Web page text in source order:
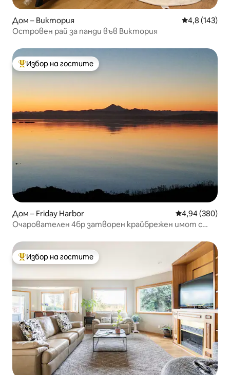
Дом – Виктория Средна
4,8 (143)
Островен рай за панди във Виктория
Най-популярен избор на гостите
Избор на гостите
Дом – Friday Harbor Средна
4,94 (380)
Очарователен 4бр затворен крайбрежен имот с
Най-популярен избор на гостите
Избор на гостите